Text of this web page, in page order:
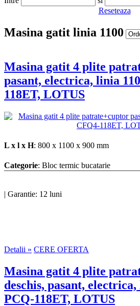
Reseteaza
Masina gatit linia 1100
Masina gatit 4 plite
pasant, electrica, linia
118ET, LOTUS
L x l x H: 800 x 1100 x 900 mm
Categorie: Bloc termic bucatarie
| Garantie: 12 luni
Detalii » CERE OFERTA
Masina gatit 4 plite
deschis, pasant,
PCQ-118ET, LOTUS